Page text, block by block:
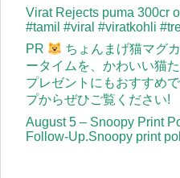
Virat Rejects puma 300cr
#tamil #viral #viratkohli
PR
ちょんまげ猫マグ
ータイムを、かわいい猫
プレゼントにもおすすめ
プからぜひご覧ください!
August 5 – Snoopy Print
Follow-Up.Snoopy print